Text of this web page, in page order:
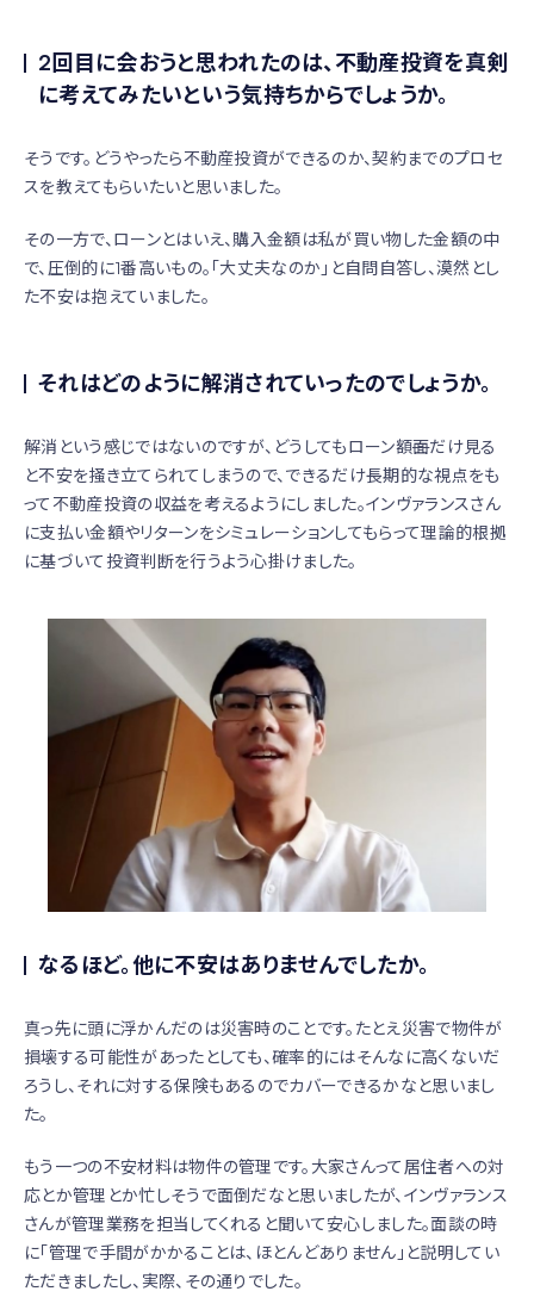
2回目に会おうと思われたのは、不動産投資を真剣
に考えてみたいという気持ちからでしょうか。
そうです。どうやったら不動産投資ができるのか、契約までのプロセ
スを教えてもらいたいと思いました。
その一方で、ローンとはいえ、購入金額は私が買い物した金額の中
で、圧倒的に1番高いもの。「大丈夫なのか」と自問自答し、漠然とし
た不安は抱えていました。
それはどのように解消されていったのでしょうか。
解消という感じではないのですが、どうしてもローン額面だけ見る
と不安を掻き立てられてしまうので、できるだけ長期的な視点をも
って不動産投資の収益を考えるようにしました。インヴァランスさん
に支払い金額やリターンをシミュレーションしてもらって理論的根拠
に基づいて投資判断を行うよう心掛けました。
なるほど。他に不安はありませんでしたか。
真っ先に頭に浮かんだのは災害時のことです。たとえ災害で物件が
損壊する可能性があったとしても、確率的にはそんなに高くないだ
ろうし、それに対する保険もあるのでカバーできるかなと思いまし
た。
もう一つの不安材料は物件の管理です。大家さんって居住者への対
応とか管理とか忙しそうで面倒だなと思いましたが、インヴァランス
さんが管理業務を担当してくれると聞いて安心しました。面談の時
に「管理で手間がかかることは、ほとんどありません」と説明してい
ただきましたし、実際、その通りでした。